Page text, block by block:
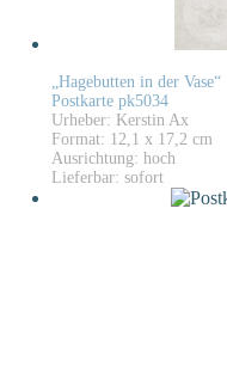
„Hagebutten in der Vase“
Postkarte pk5034
Urheber: Kerstin Ax
Format: 12,1 x 17,2 cm
Ausrichtung: hoch
Lieferbar: sofort